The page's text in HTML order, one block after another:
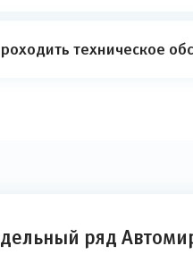
техническое
ряд